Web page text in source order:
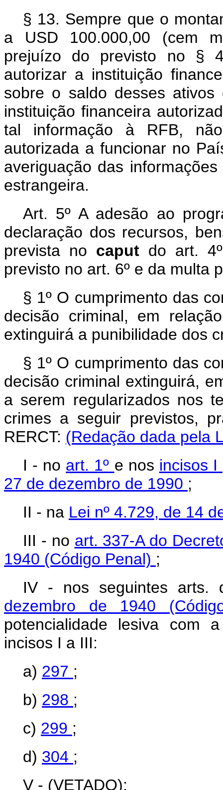
§ 13. Sempre que o
a USD 100.000,00 (cem
prejuízo do previsto no §
autorizar a instituição
sobre o saldo desses
instituição financeira
tal informação à RFB,
autorizada a funcionar no
averiguação das
estrangeira.
Art. 5º A adesão ao
declaração dos recursos,
prevista no caput do art.
previsto no art. 6º e da multa
§ 1º O cumprimento das
decisão criminal, em
extinguirá a punibilidade dos
§ 1º O cumprimento das
decisão criminal extinguirá,
a serem regularizados nos
crimes a seguir previstos,
RERCT: (Redação dada pela
I - no art. 1º e nos incisos I
27 de dezembro de 1990 ;
II - na Lei nº 4.729, de 14
III - no art. 337-A do
1940 (Código Penal) ;
IV - nos seguintes
dezembro de 1940
potencialidade lesiva com
incisos I a III:
a) 297 ;
b) 298 ;
c) 299 ;
d) 304 ;
V - (VETADO);